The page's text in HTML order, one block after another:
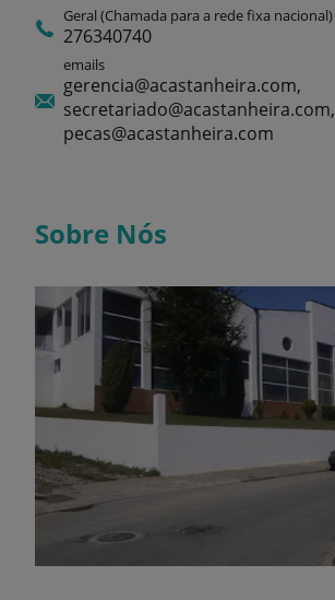
Geral (Chamada para a rede fixa nacional)
276340740
emails
gerencia@acastanheira.com,
secretariado@acastanheira.com,
pecas@acastanheira.com
Sobre Nós